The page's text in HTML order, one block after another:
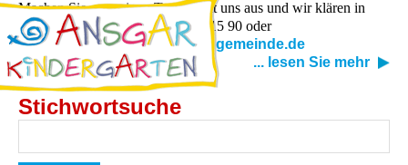
Machen Sie gern einen Termin mit uns aus und wir klären in
Ruhe alle Fragen: Tel. (040) 880 15 90 oder
kindergarten@tabita-kirchengemeinde.de
... lesen Sie mehr
Stichwortsuche